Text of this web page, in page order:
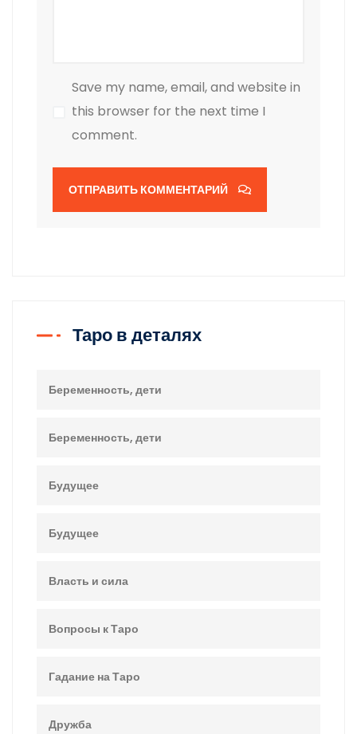
Save my name, email, and website in
this browser for the next time I
comment.
ОТПРАВИТЬ КОММЕНТАРИЙ
Таро в деталях
Беременность, дети
Беременность, дети
Будущее
Будущее
Власть и сила
Вопросы к Таро
Гадание на Таро
Дружба